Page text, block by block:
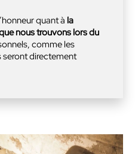
quant à la
nous trouvons lors du
comme les
seront directement